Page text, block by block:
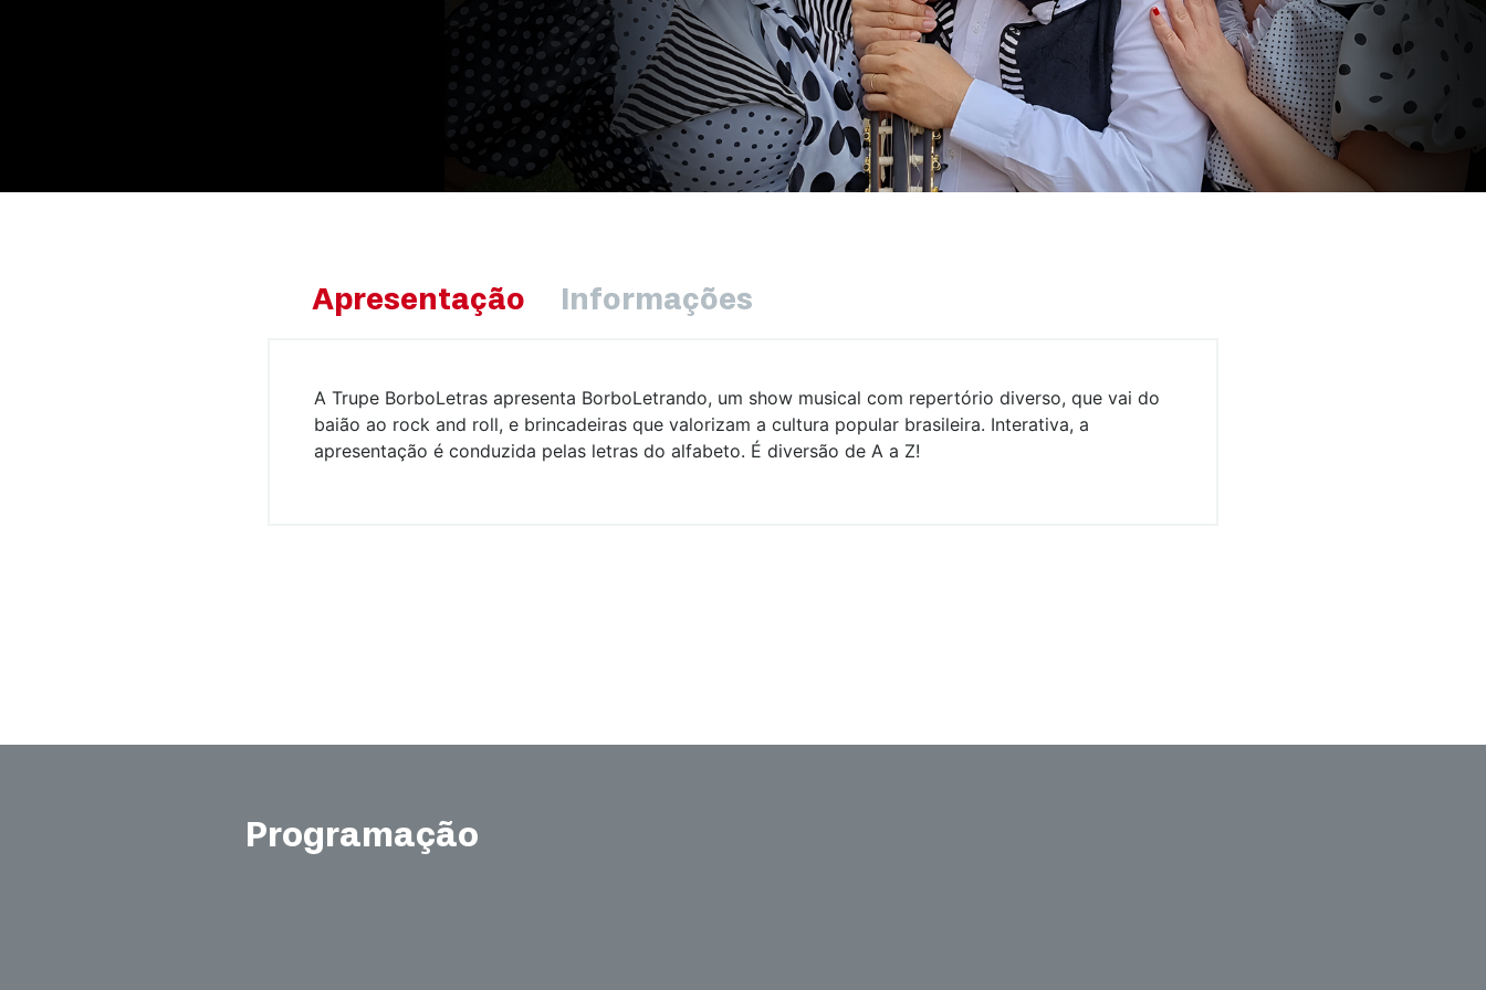
Apresentação Informações
A Trupe BorboLetras apresenta BorboLetrando, um show musical com repertório diverso, que vai do
baião ao rock and roll, e brincadeiras que valorizam a cultura popular brasileira. Interativa, a
apresentação é conduzida pelas letras do alfabeto. É diversão de A a Z!
Programação